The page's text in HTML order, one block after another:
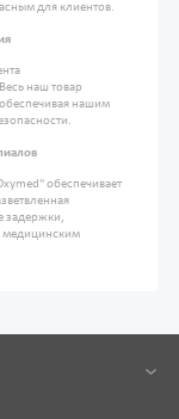
для клиентов.
наш товар
нашим
обеспечивает
задержки,
медицинским